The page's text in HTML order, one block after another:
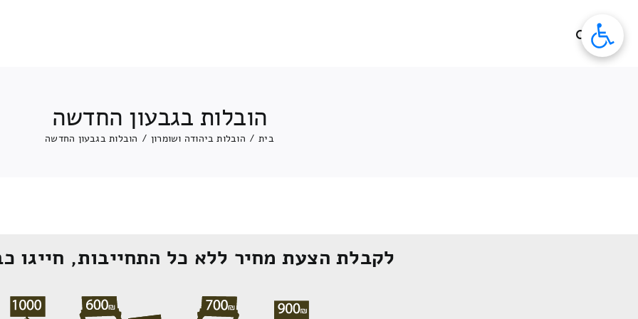
הובלות בגבעון החדשה
בית / הובלות ביהודה ושומרון / הובלות בגבעון החדשה
לקבלת הצעת מחיר ללא כל התחייבות, חייגו